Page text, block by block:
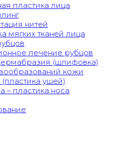
пластика лица
нитей
мягких тканей лица
лечение рубцов
(шлифовка)
кожи
ушей)
– пластика носа